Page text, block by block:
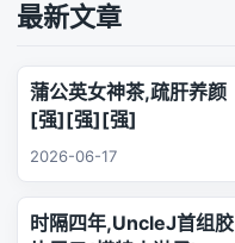
最新文章
蒲公英女神茶,疏肝养颜
[强][强][强]
2026-06-17
时隔四年,UncleJ首组胶